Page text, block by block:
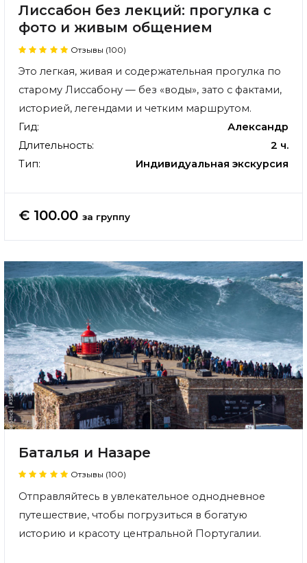
Лиссабон без лекций: прогулка с
фото и живым общением
Отзывы (100)
Это легкая, живая и содержательная прогулка по
старому Лиссабону — без «воды», зато с фактами,
историей, легендами и четким маршрутом.
Гид:
Александр
Длительность:
2 ч.
Тип:
Индивидуальная экскурсия
€ 100.00 за группу
Баталья и Назаре
Отзывы (100)
Отправляйтесь в увлекательное однодневное
путешествие, чтобы погрузиться в богатую
историю и красоту центральной Португалии.